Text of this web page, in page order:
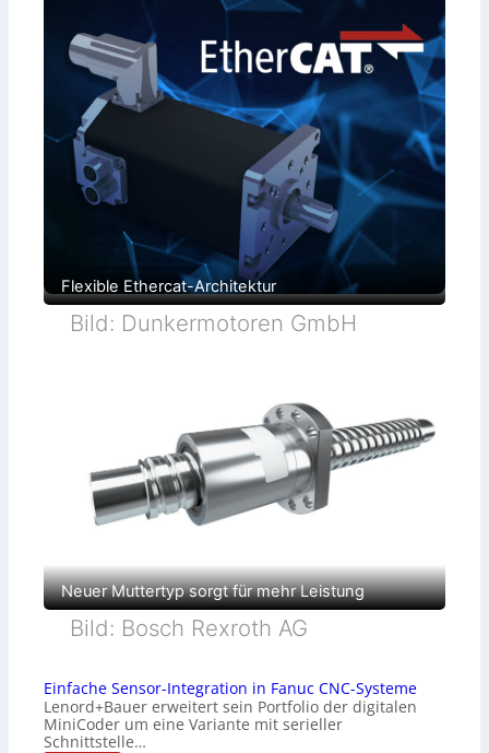
Flexible Ethercat-Architektur
Bild: Dunkermotoren GmbH
Neuer Muttertyp sorgt für mehr Leistung
Bild: Bosch Rexroth AG
Einfache Sensor-Integration in Fanuc CNC-Systeme
Lenord+Bauer erweitert sein Portfolio der digitalen
MiniCoder um eine Variante mit serieller
Schnittstelle…